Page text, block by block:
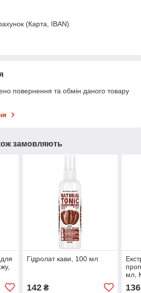
(Карта, IBAN)
повернення та обмін даного товару
замовляють
Гідролат кави, 100 мл
142₴
мл,
136